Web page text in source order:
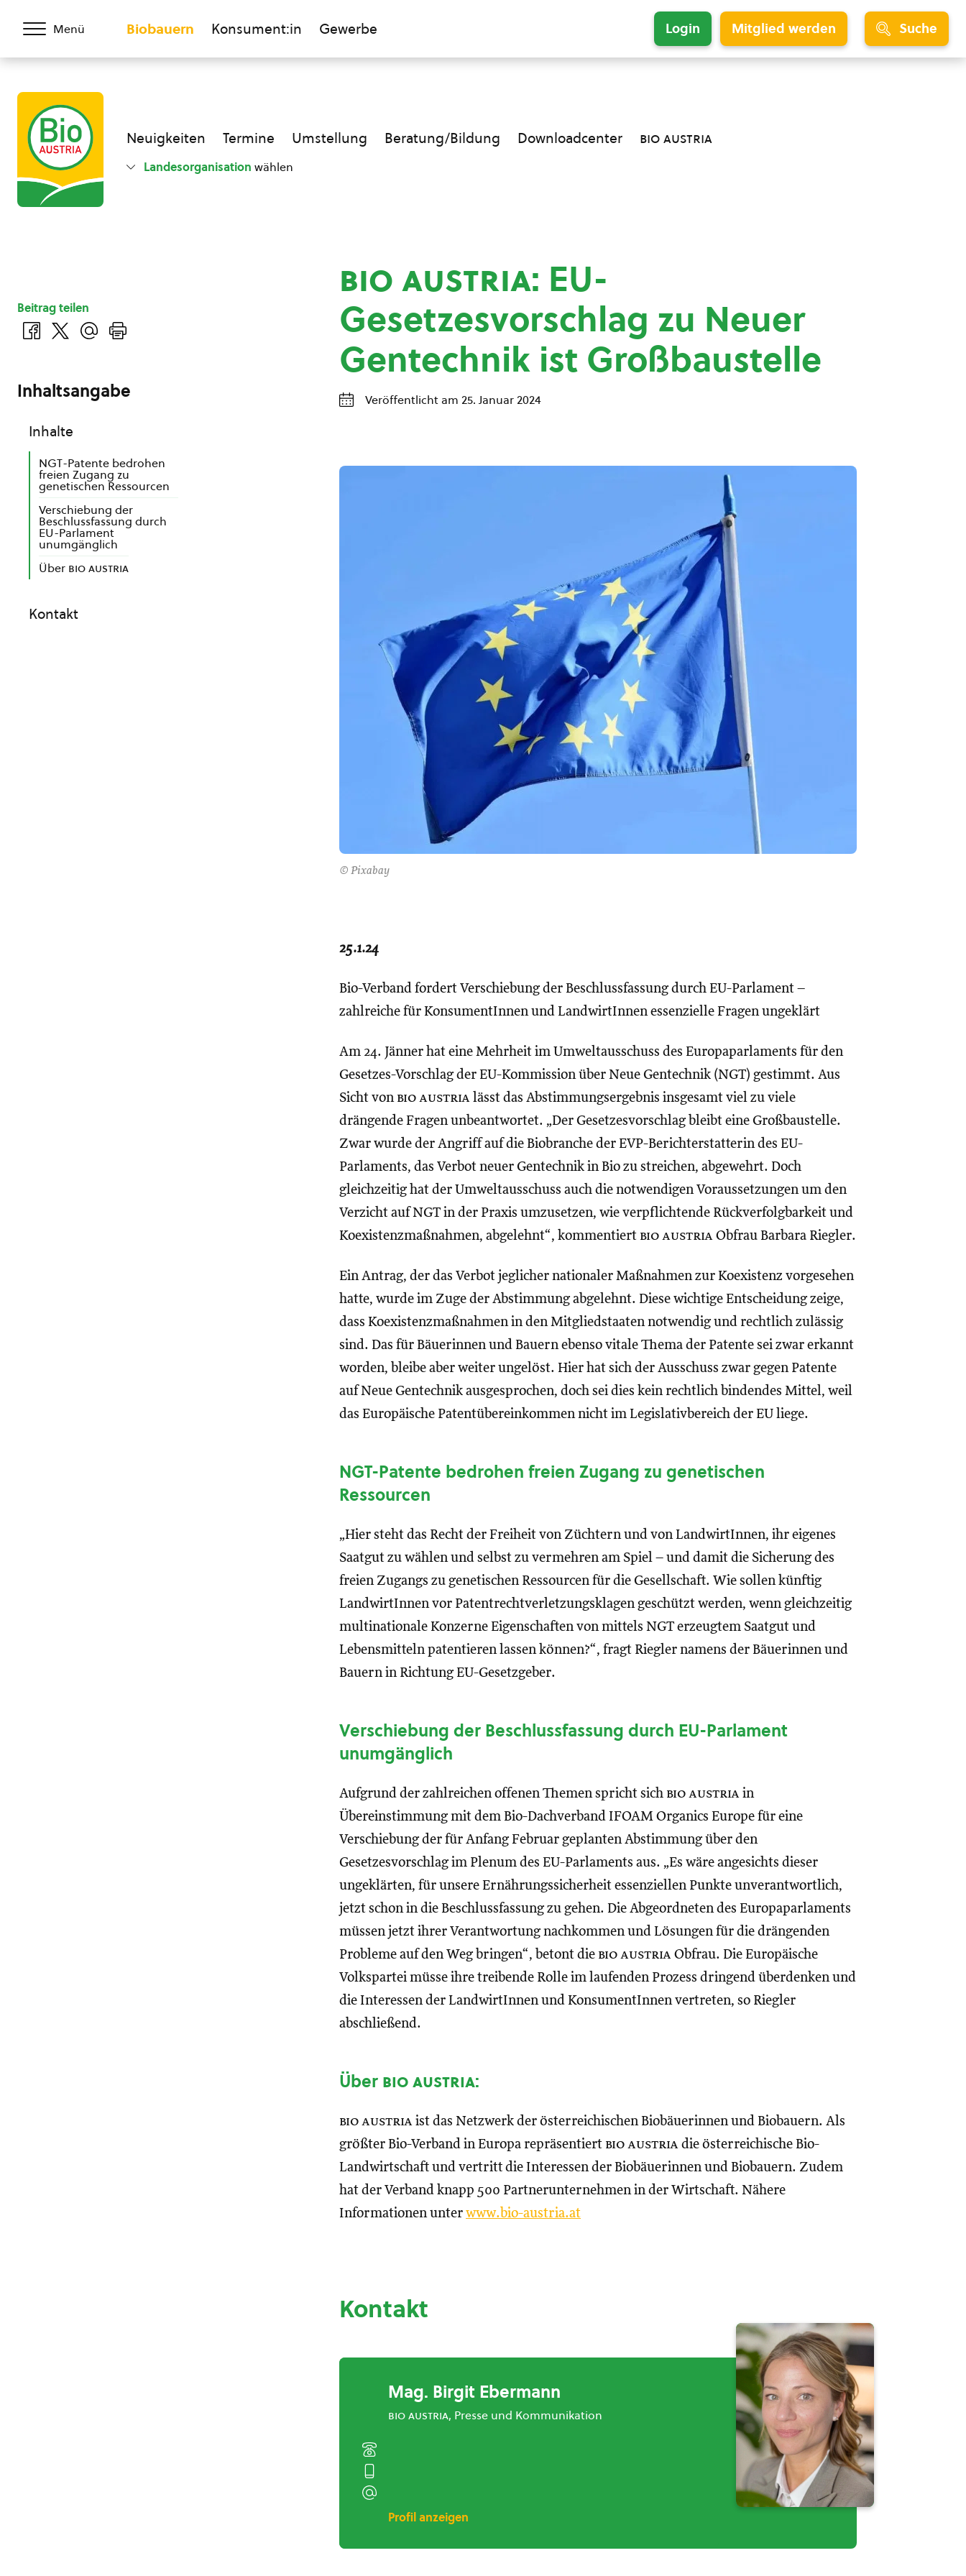
Menü Biobauern Konsument:in Gewerbe Login Mitglied werden Suche
Neuigkeiten Termine Umstellung Beratung/Bildung Downloadcenter bio austria
Landesorganisation wählen
bio austria: EU-
Gesetzesvorschlag zu Neuer
Gentechnik ist Großbaustelle
Veröffentlicht am 25. Januar 2024
© Pixabay
25.1.24
Bio-Verband fordert Verschiebung der Beschlussfassung durch EU-Parlament –
zahlreiche für KonsumentInnen und LandwirtInnen essenzielle Fragen ungeklärt
Am 24. Jänner hat eine Mehrheit im Umweltausschuss des Europaparlaments für den
Gesetzes-Vorschlag der EU-Kommission über Neue Gentechnik (NGT) gestimmt. Aus
Sicht von bio austria lässt das Abstimmungsergebnis insgesamt viel zu viele
drängende Fragen unbeantwortet. „Der Gesetzesvorschlag bleibt eine Großbaustelle.
Zwar wurde der Angriff auf die Biobranche der EVP-Berichterstatterin des EU-
Parlaments, das Verbot neuer Gentechnik in Bio zu streichen, abgewehrt. Doch
gleichzeitig hat der Umweltausschuss auch die notwendigen Voraussetzungen um den
Verzicht auf NGT in der Praxis umzusetzen, wie verpflichtende Rückverfolgbarkeit und
Koexistenzmaßnahmen, abgelehnt“, kommentiert bio austria Obfrau Barbara Riegler.
Ein Antrag, der das Verbot jeglicher nationaler Maßnahmen zur Koexistenz vorgesehen
hatte, wurde im Zuge der Abstimmung abgelehnt. Diese wichtige Entscheidung zeige,
dass Koexistenzmaßnahmen in den Mitgliedstaaten notwendig und rechtlich zulässig
sind. Das für Bäuerinnen und Bauern ebenso vitale Thema der Patente sei zwar erkannt
worden, bleibe aber weiter ungelöst. Hier hat sich der Ausschuss zwar gegen Patente
auf Neue Gentechnik ausgesprochen, doch sei dies kein rechtlich bindendes Mittel, weil
das Europäische Patentübereinkommen nicht im Legislativbereich der EU liege.
NGT-Patente bedrohen freien Zugang zu genetischen
Ressourcen
„Hier steht das Recht der Freiheit von Züchtern und von LandwirtInnen, ihr eigenes
Saatgut zu wählen und selbst zu vermehren am Spiel – und damit die Sicherung des
freien Zugangs zu genetischen Ressourcen für die Gesellschaft. Wie sollen künftig
LandwirtInnen vor Patentrechtverletzungsklagen geschützt werden, wenn gleichzeitig
multinationale Konzerne Eigenschaften von mittels NGT erzeugtem Saatgut und
Lebensmitteln patentieren lassen können?“, fragt Riegler namens der Bäuerinnen und
Bauern in Richtung EU-Gesetzgeber.
Verschiebung der Beschlussfassung durch EU-Parlament
unumgänglich
Aufgrund der zahlreichen offenen Themen spricht sich bio austria in
Übereinstimmung mit dem Bio-Dachverband IFOAM Organics Europe für eine
Verschiebung der für Anfang Februar geplanten Abstimmung über den
Gesetzesvorschlag im Plenum des EU-Parlaments aus. „Es wäre angesichts dieser
ungeklärten, für unsere Ernährungssicherheit essenziellen Punkte unverantwortlich,
jetzt schon in die Beschlussfassung zu gehen. Die Abgeordneten des Europaparlaments
müssen jetzt ihrer Verantwortung nachkommen und Lösungen für die drängenden
Probleme auf den Weg bringen“, betont die bio austria Obfrau. Die Europäische
Volkspartei müsse ihre treibende Rolle im laufenden Prozess dringend überdenken und
die Interessen der LandwirtInnen und KonsumentInnen vertreten, so Riegler
abschließend.
Über bio austria:
bio austria ist das Netzwerk der österreichischen Biobäuerinnen und Biobauern. Als
größter Bio-Verband in Europa repräsentiert bio austria die österreichische Bio-
Landwirtschaft und vertritt die Interessen der Biobäuerinnen und Biobauern. Zudem
hat der Verband knapp 500 Partnerunternehmen in der Wirtschaft. Nähere
Informationen unter www.bio-austria.at
Kontakt
Mag. Birgit Ebermann
bio austria, Presse und Kommunikation
Profil anzeigen
Beitrag teilen
Inhaltsangabe
Inhalte
NGT-Patente bedrohen
freien Zugang zu
genetischen Ressourcen
Verschiebung der
Beschlussfassung durch
EU-Parlament
unumgänglich
Über bio austria
Kontakt